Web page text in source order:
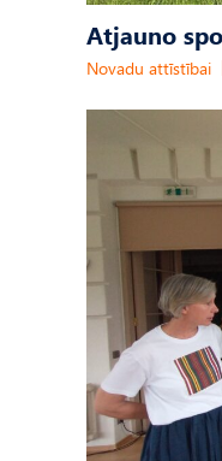
Atjauno
Novadu attīstībai